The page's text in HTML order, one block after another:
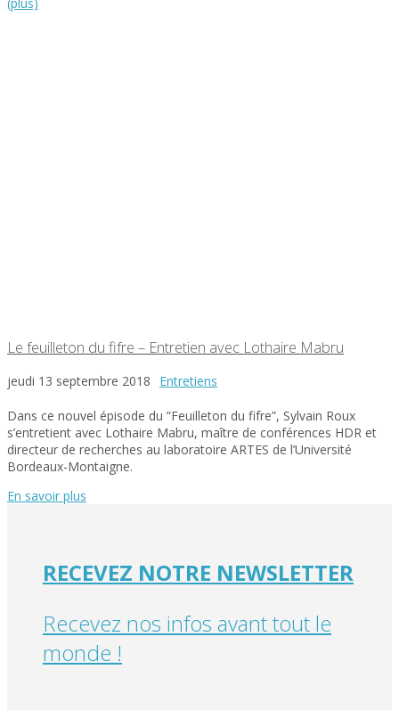
Le feuilleton du fifre – Entretien avec Lothaire Mabru
jeudi 13 septembre 2018 Entretiens
Dans ce nouvel épisode du “Feuilleton du fifre”, Sylvain Roux
s’entretient avec Lothaire Mabru, maître de conférences HDR et
directeur de recherches au laboratoire ARTES de l’Université
Bordeaux-Montaigne.
En savoir plus
RECEVEZ NOTRE NEWSLETTER
Recevez nos infos avant tout le
monde !